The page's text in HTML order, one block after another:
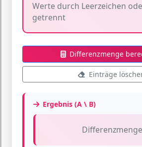
Werte durch Leerzeichen
getrennt
Differenzmenge
Einträge
Ergebnis (A \ B)